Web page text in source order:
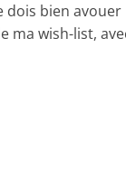
dois bien avouer
ma wish-list,